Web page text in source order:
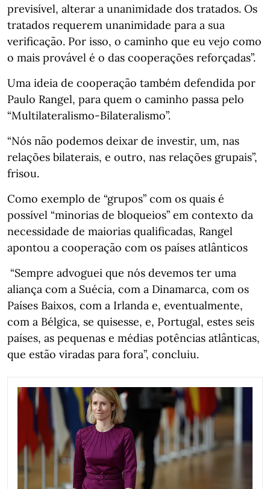
previsível, alterar a unanimidade dos tratados. Os
tratados requerem unanimidade para a sua
verificação. Por isso, o caminho que eu vejo como
o mais provável é o das cooperações reforçadas”.
Uma ideia de cooperação também defendida por
Paulo Rangel, para quem o caminho passa pelo
“Multilateralismo-Bilateralismo”.
“Nós não podemos deixar de investir, um, nas
relações bilaterais, e outro, nas relações grupais”,
frisou.
Como exemplo de “grupos” com os quais é
possível “minorias de bloqueios” em contexto da
necessidade de maiorias qualificadas, Rangel
apontou a cooperação com os países atlânticos
“Sempre advoguei que nós devemos ter uma
aliança com a Suécia, com a Dinamarca, com os
Países Baixos, com a Irlanda e, eventualmente,
com a Bélgica, se quisesse, e, Portugal, estes seis
países, as pequenas e médias potências atlânticas,
que estão viradas para fora”, concluiu.